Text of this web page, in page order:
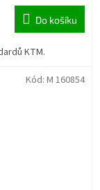
Do košíku
KTM.
Kód: M 160854